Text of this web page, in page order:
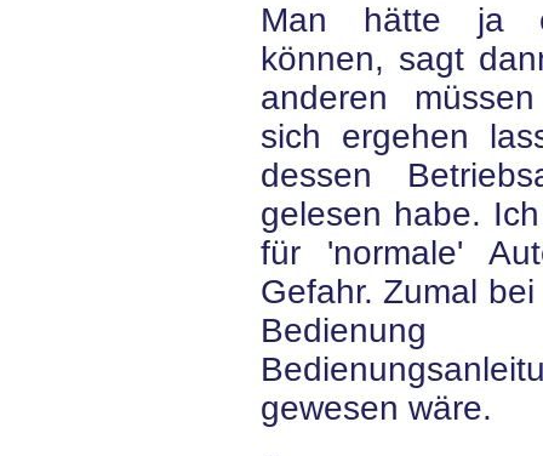
Man hätte ja
können, sagt
anderen
sich ergehen
dessen
gelesen habe.
für 'normale'
Gefahr. Zumal
gewesen wäre.